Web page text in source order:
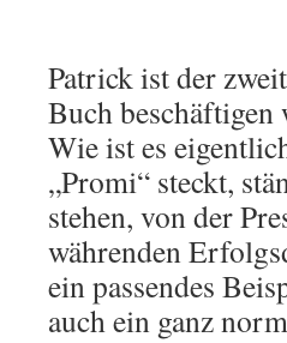
Patrick ist der
Buch beschäftigen
Wie ist es
„Promi“ steckt,
stehen, von der
währenden
ein passendes
auch ein ganz